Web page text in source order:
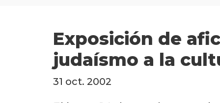
Contacto
Exposición de
judaísmo a la
31 oct. 2002